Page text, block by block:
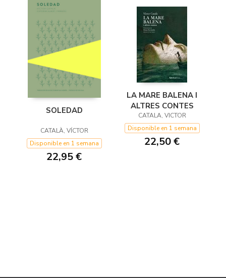
SOLEDAD
CATALÀ, VÍCTOR
Disponible en 1 semana
22,95 €
LA MARE BALENA I
ALTRES CONTES
CATALA, VICTOR
Disponible en 1 semana
22,50 €